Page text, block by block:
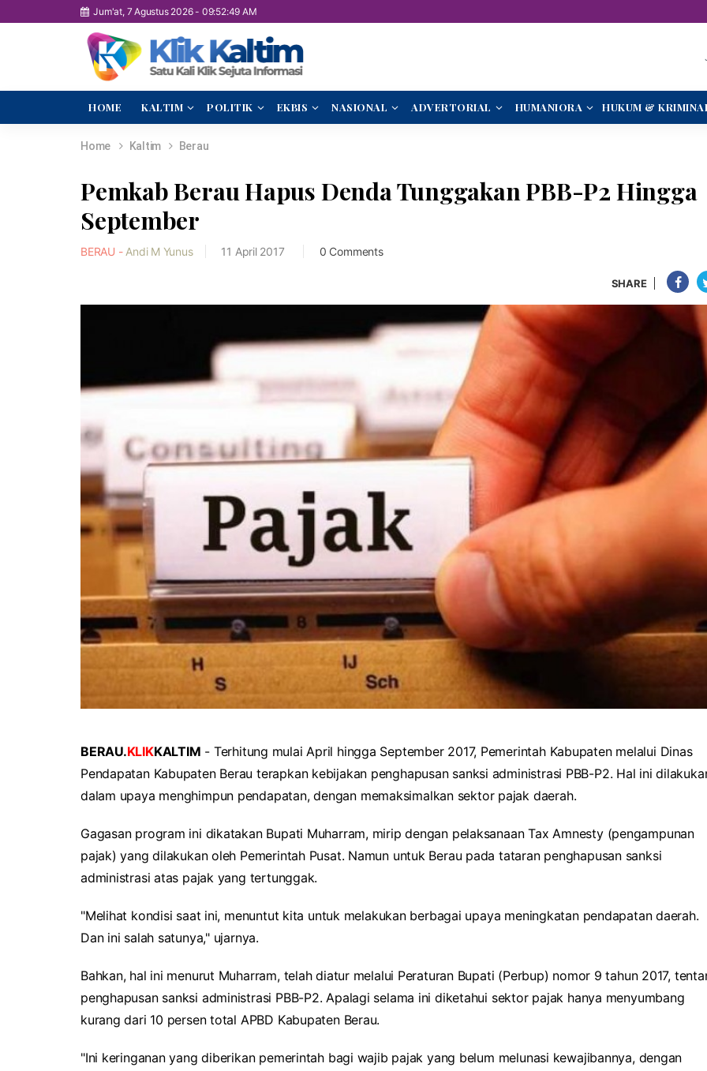
Jum'at, 7 Agustus 2026- 09:52:50 AM
HOME KALTIM POLITIK EKBIS NASIONAL ADVERTORIAL HUMANIORA HUKUM &
Home Kaltim Berau
Pemkab Berau Hapus Denda Tunggakan PBB-P2 Hingga
September
BERAU - Andi M Yunus 11 April 2017 0 Comments
SHARE
BERAU.KLIKKALTIM - Terhitung mulai April hingga September 2017, Pemerintah Kabupaten melalui Dinas
Pendapatan Kabupaten Berau terapkan kebijakan penghapusan sanksi administrasi PBB-P2. Hal ini
dalam upaya menghimpun pendapatan, dengan memaksimalkan sektor pajak daerah.
Gagasan program ini dikatakan Bupati Muharram, mirip dengan pelaksanaan Tax Amnesty (pengampunan
pajak) yang dilakukan oleh Pemerintah Pusat. Namun untuk Berau pada tataran penghapusan sanksi
administrasi atas pajak yang tertunggak.
"Melihat kondisi saat ini, menuntut kita untuk melakukan berbagai upaya meningkatan pendapatan daerah.
Dan ini salah satunya," ujarnya.
Bahkan, hal ini menurut Muharram, telah diatur melalui Peraturan Bupati (Perbup) nomor 9 tahun 2017,
penghapusan sanksi administrasi PBB-P2. Apalagi selama ini diketahui sektor pajak hanya menyumbang
kurang dari 10 persen total APBD Kabupaten Berau.
"Ini keringanan yang diberikan pemerintah bagi wajib pajak yang belum melunasi kewajibannya, dengan